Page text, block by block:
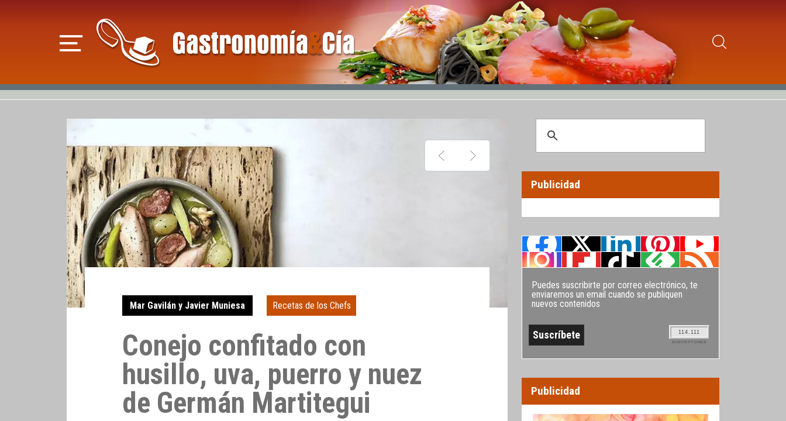
Mar Gavilán y Javier Muniesa Recetas de los Chefs
Conejo confitado con
husillo, uva, puerro y nuez
de Germán Martitegui
Publicidad
Puedes suscribirte por correo electrónico, te
enviaremos un email cuando se publiquen
nuevos contenidos
114.111
SUSCRIPTORES
Publicidad